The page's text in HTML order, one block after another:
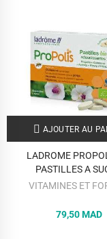
AJOUTER AU
LADROME
PASTILLES A
VITAMINES ET
79,50 MAD